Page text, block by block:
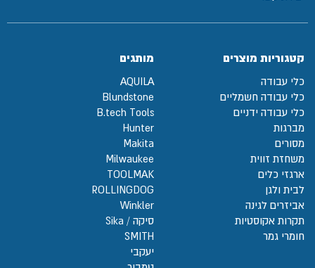
קטגוריות מוצרים
כלי עבודה
כלי עבודה חשמליים
כלי עבודה ידניים
מברגות
מסורים
משחזת זווית
ארגזי כלים
לבית ולגן
אביזרים לגינה
תקרות אקוסטיות
חומרי גמר
מותגים
AQUILA
Blundstone
B.tech Tools
Hunter
Makita
Milwaukee
TOOLMAK
ROLLINGDOG
Winkler
סיקה / Sika
SMITH
יעקבי